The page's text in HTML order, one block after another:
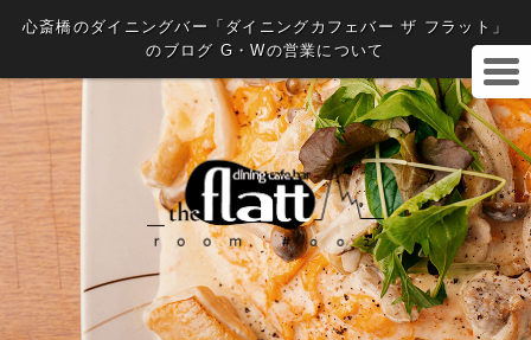
心斎橋のダイニングバー「ダイニングカフェバー ザ フラット」
のブログ G・Wの営業について